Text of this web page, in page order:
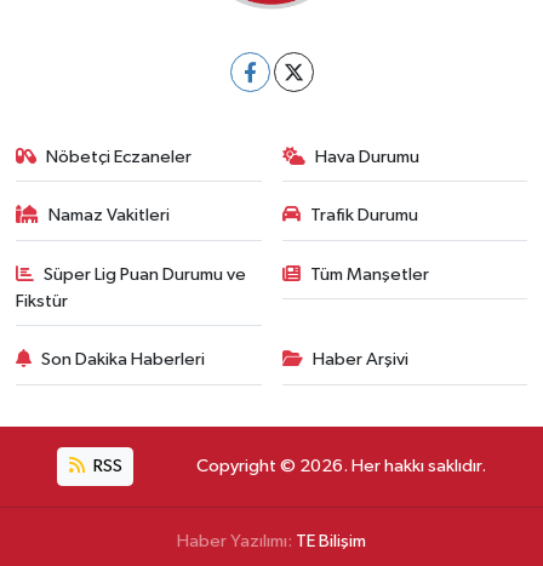
Nöbetçi Eczaneler Hava Durumu
Namaz Vakitleri Trafik Durumu
Süper Lig Puan Durumu ve
Fikstür
Tüm Manşetler
Son Dakika Haberleri Haber Arşivi
RSS Copyright © 2026. Her hakkı saklıdır.
Haber Yazılımı: TE Bilişim